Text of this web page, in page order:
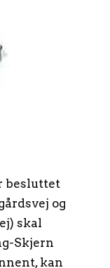
besluttet
og
skal
Skjern
kan